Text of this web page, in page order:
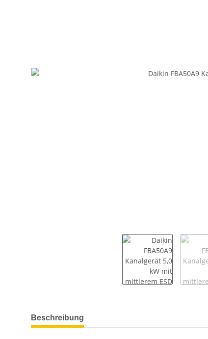
weitere Registerkarten anzeigen
Beschreibung